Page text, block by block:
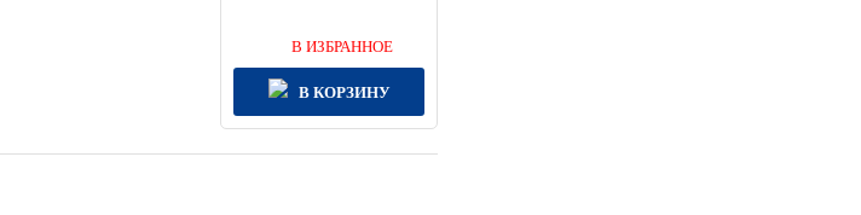
В ИЗБРАННОЕ
В КОРЗИНУ